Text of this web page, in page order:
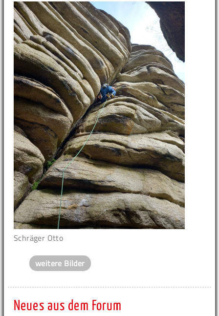
Schräger Otto
weitere Bilder
Neues aus dem Forum